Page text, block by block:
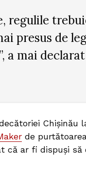
regulile
presus de
a mai declarat
Chișinău
de
că ar fi dispuși să